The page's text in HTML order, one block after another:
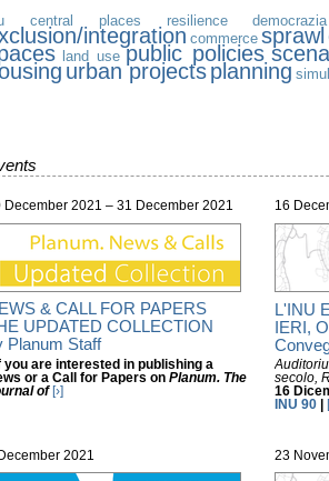
central places resilience democrazia
integration commerce sprawl
land use public policies
urban projectsplanning
December 2021 – 31 December 2021
& CALL FOR PAPERS
UPDATED COLLECTION
Planum Staff
you are interested in publishing a
or a Call for Papers on Planum. The
of [›]
16
L'INU
IERI,
secolo,
16
INU 90
2021 23